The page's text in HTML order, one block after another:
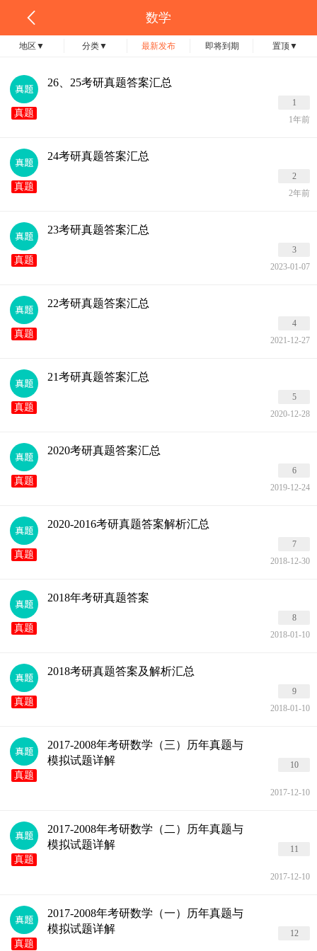
数学
地区 ▼ 分类▼ 最新发布 即将到期 置顶▼
真题
26、25考研真题答案汇总
1
1年前
真题
24考研真题答案汇总
2
2年前
真题
23考研真题答案汇总
3
2023-01-07
真题
22考研真题答案汇总
4
2021-12-27
真题
21考研真题答案汇总
5
2020-12-28
真题
2020考研真题答案汇总
6
2019-12-24
真题
2020-2016考研真题答案解析汇总
7
2018-12-30
真题
2018年考研真题答案
8
2018-01-10
真题
2018考研真题答案及解析汇总
9
2018-01-10
真题
2017-2008年考研数学（三）历年真题与
模拟试题详解
10
2017-12-10
真题
2017-2008年考研数学（二）历年真题与
模拟试题详解
11
2017-12-10
真题
2017-2008年考研数学（一）历年真题与
模拟试题详解
12